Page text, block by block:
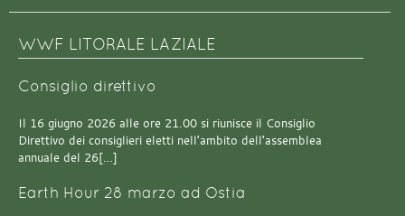
WWF LITORALE LAZIALE
Consiglio direttivo
Il 16 giugno 2026 alle ore 21.00 si riunisce il Consiglio
Direttivo dei consiglieri eletti nell’ambito dell’assemblea
annuale del 26[…]
Earth Hour 28 marzo ad Ostia